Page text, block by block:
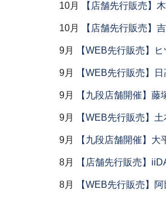
10月 【店舗先行販売】
10月 【店舗先行販売】
9月 【WEB先行販売】
9月 【WEB先行販売】
9月 【九段店舗開催】藤
9月 【WEB先行販売】
9月 【九段店舗開催】大
8月 【店舗先行販売】
8月 【WEB先行販売】